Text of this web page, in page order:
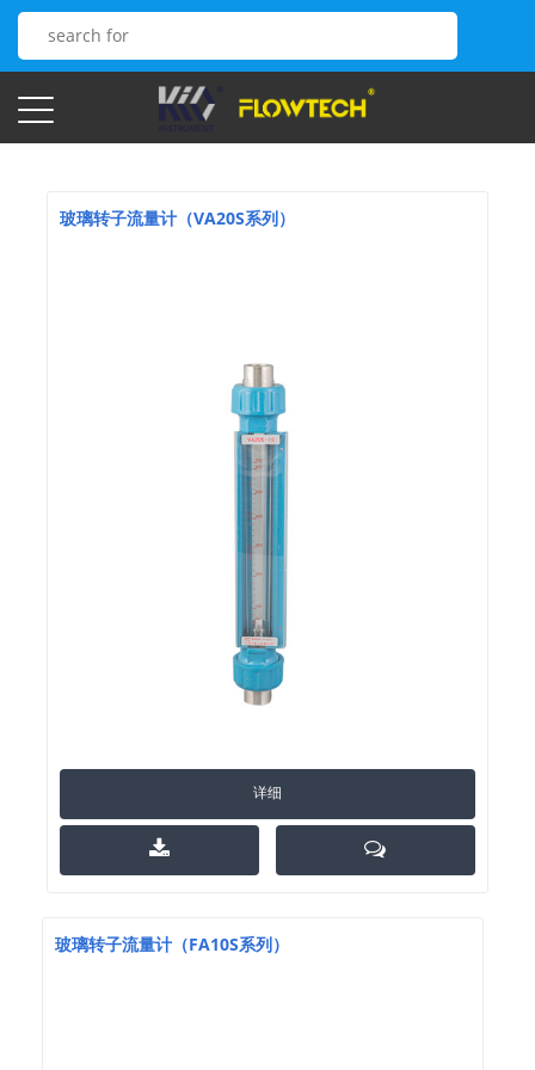
玻璃转子流量计（VA20S系列）
详细
玻璃转子流量计（FA10S系列）